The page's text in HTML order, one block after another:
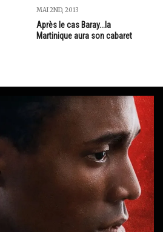
MAI 2ND, 2013
Après le cas Baray...la
Martinique aura son cabaret